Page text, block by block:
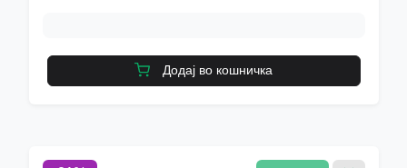
Додај во кошничка